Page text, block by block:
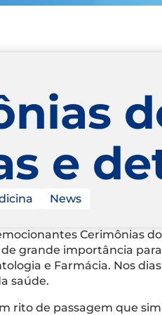
e
News
Cerimônias
grande importância
e Farmácia. Nos
saúde.
rito de passagem que